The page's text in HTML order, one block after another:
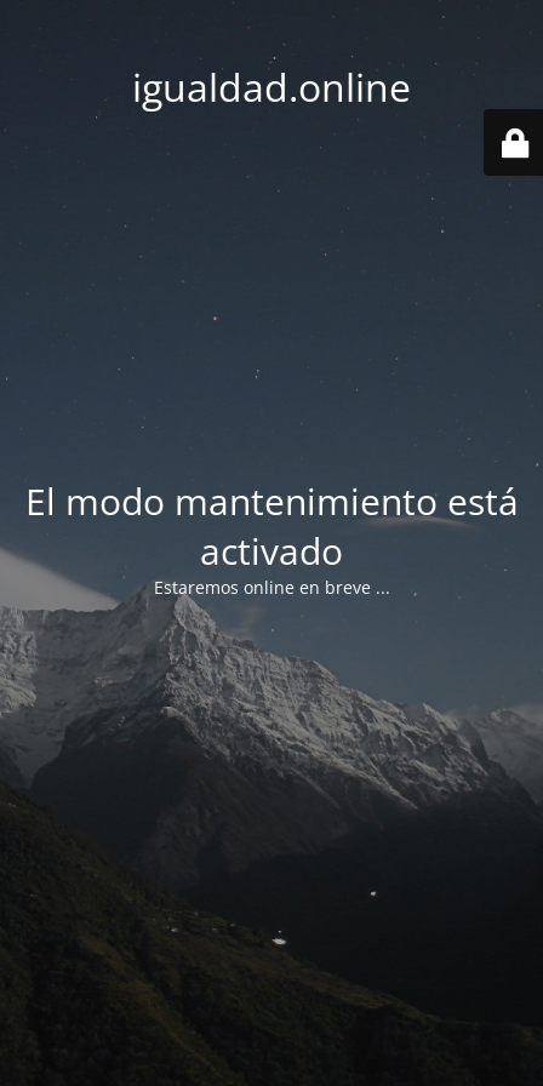
igualdad.online
El modo mantenimiento está
activado
Estaremos online en breve ...